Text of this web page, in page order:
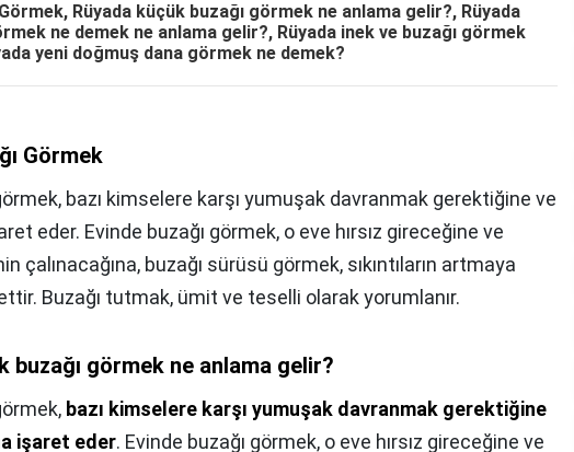
Görmek, Rüyada küçük buzağı görmek ne anlama gelir?, Rüyada
ne demek ne anlama gelir?, Rüyada inek ve buzağı görmek
yeni doğmuş dana görmek ne demek?
Görmek
bazı kimselere karşı yumuşak davranmak gerektiğine ve
eder. Evinde buzağı görmek, o eve hırsız gireceğine ve
çalınacağına, buzağı sürüsü görmek, sıkıntıların artmaya
Buzağı tutmak, ümit ve teselli olarak yorumlanır.
buzağı görmek ne anlama gelir?
bazı kimselere karşı yumuşak davranmak gerektiğine
işaret eder. Evinde buzağı görmek, o eve hırsız gireceğine ve